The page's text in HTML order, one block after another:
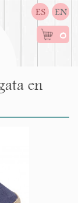
ES EN
0
en